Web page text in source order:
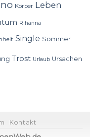
Körper Leben
Rihanna
Single Sommer
Trost Urlaub Ursachen
Kontakt